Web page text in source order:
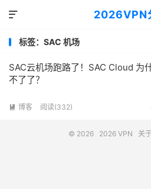
2026VPN

标签：SAC 机场
SAC云机场跑路了！SAC Cloud 为
不了了？
 博客 阅读(332)
© 2026 2026 VPN 关